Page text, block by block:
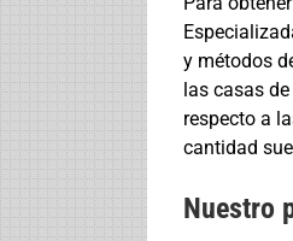
y métodos
las casas
respecto a
cantidad
Nuestro